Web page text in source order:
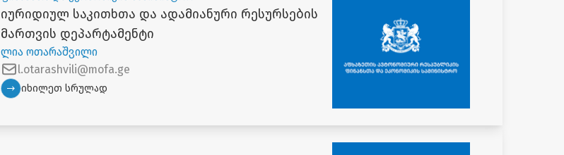
იურიდიულ საკითხთა და ადამიანური რესურსების
მართვის დეპარტამენტი
ლია ოთარაშვილი
l.otarashvili@mofa.ge
იხილეთ სრულად